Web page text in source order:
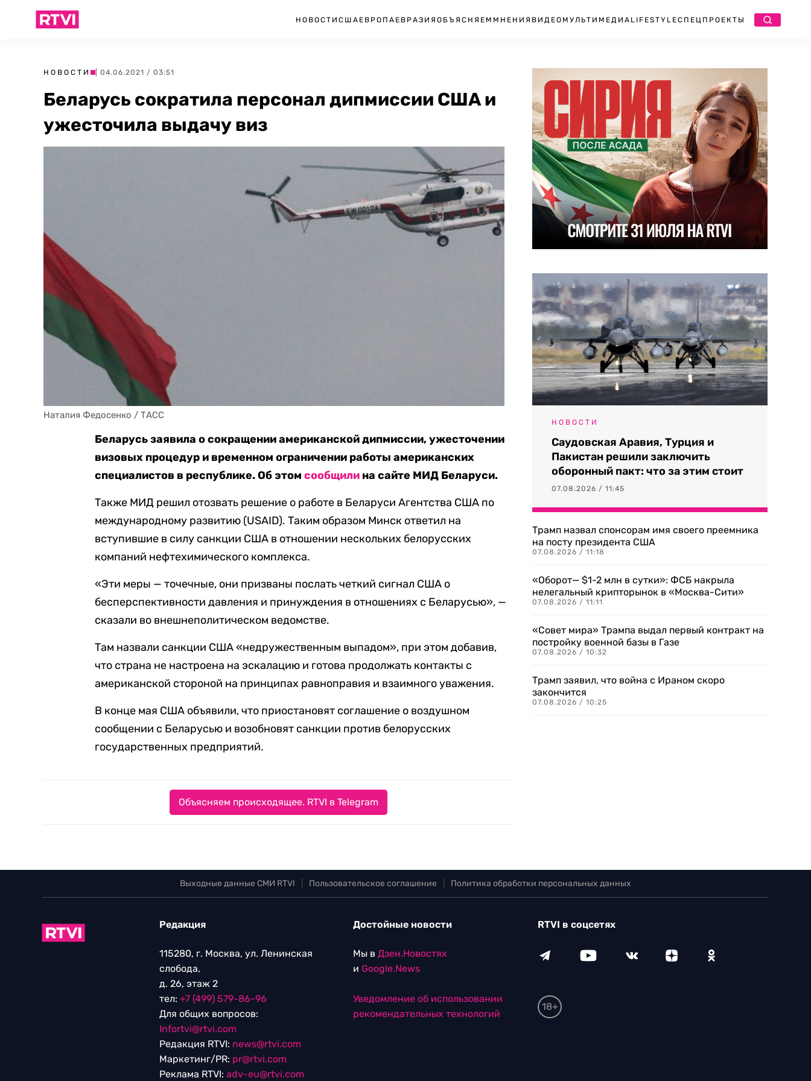
НОВОСТИ США ЕВРОПА ЕВРАЗИЯ ОБЪЯСНЯЕМ МНЕНИЯ ВИДЕО МУЛЬТИМЕДИА LIFESTYLEСПЕЦПРОЕКТЫ
НОВОСТИ | 04.06.2021 / 03:51
Беларусь сократила персонал дипмиссии США и
ужесточила выдачу виз
Наталия Федосенко / ТАСС
Беларусь заявила о сокращении американской дипмиссии, ужесточении
визовых процедур и временном ограничении работы американских
специалистов в республике. Об этомсообщили на сайте МИД Беларуси.
Также МИД решил отозвать решение о работе в Беларуси Агентства США по
международному развитию (USAID). Таким образом Минск ответил на
вступившие в силу санкции США в отношении нескольких белорусских
компаний нефтехимического комплекса.
«Эти меры — точечные, они призваны послать четкий сигнал США о
бесперспективности давления и принуждения в отношениях с Беларусью», —
сказали во внешнеполитическом ведомстве.
Там назвали санкции США «недружественным выпадом», при этом добавив,
что страна не настроена на эскалацию и готова продолжать контакты с
американской стороной на принципах равноправия и взаимного уважения.
В конце мая США объявили, что приостановят соглашение о воздушном
сообщении с Беларусью и возобновят санкции против белорусских
государственных предприятий.
Объясняем происходящее. RTVI в Telegram
НОВОСТИ
Саудовская Аравия, Турция и
Пакистан решили заключить
оборонный пакт: что за этим стоит
07.08.2026 / 11:45
Трамп назвал спонсорам имя своего преемника
на посту президента США
07.08.2026 / 11:18
«Оборот— $1-2 млн в сутки»: ФСБ накрыла
нелегальный крипторынок в «Москва-Сити»
07.08.2026 / 11:11
«Совет мира» Трампа выдал первый контракт на
постройку военной базы в Газе
07.08.2026 / 10:32
Трамп заявил, что война с Ираном скоро
закончится
07.08.2026 / 10:25
Выходные данные СМИ RTVI Пользовательское соглашение Политика обработки персональных данных
Редакция
115280, г. Москва, ул. Ленинская
слобода,
д. 26, этаж 2
тел: +7 (499) 579-86-96
Для общих вопросов:
Infortvi@rtvi.com
Редакция RTVI: news@rtvi.com
Маркетинг/PR: pr@rtvi.com
Реклама RTVI: adv-eu@rtvi.com
Достойные новости
Мы в Дзен.Новостях
и Google.News
Уведомление об использовании
рекомендательных технологий
RTVI в соцсетях
18+